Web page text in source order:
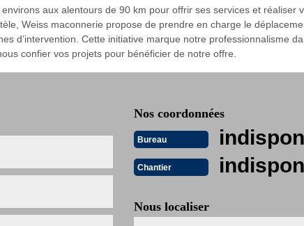
aux alentours de 90 km pour offrir ses services et réaliser
Weiss maconnerie propose de prendre en charge le
d’intervention. Cette initiative marque notre professionnalisme
confier vos projets pour bénéficier de notre offre.
Nos coordonnées
Bureau
Chantier
Nous localiser